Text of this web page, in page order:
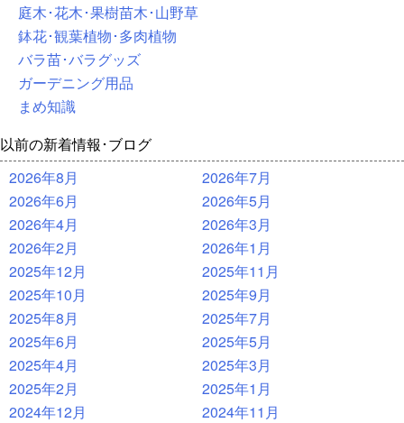
庭木･花木･果樹苗木･山野草
鉢花･観葉植物･多肉植物
バラ苗･バラグッズ
ガーデニング用品
まめ知識
以前の新着情報･ブログ
2026年8月
2026年7月
2026年6月
2026年5月
2026年4月
2026年3月
2026年2月
2026年1月
2025年12月
2025年11月
2025年10月
2025年9月
2025年8月
2025年7月
2025年6月
2025年5月
2025年4月
2025年3月
2025年2月
2025年1月
2024年12月
2024年11月